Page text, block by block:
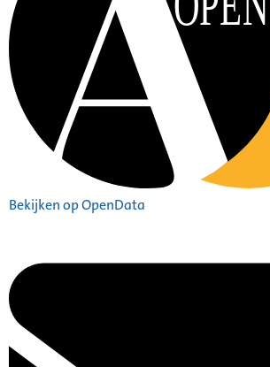
Bekijken op OpenData